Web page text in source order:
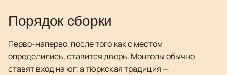
Порядок сборки
Перво-наперво, после того как с местом
определились, ставится дверь. Монголы обычно
ставят вход на юг, а тюркская традиция —